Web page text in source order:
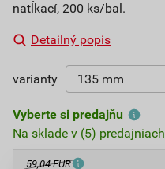
natĺkací, 200 ks/bal.
Detailný popis
varianty
Vyberte si predajňu
Na sklade v (5) predajniach
59,04 EUR